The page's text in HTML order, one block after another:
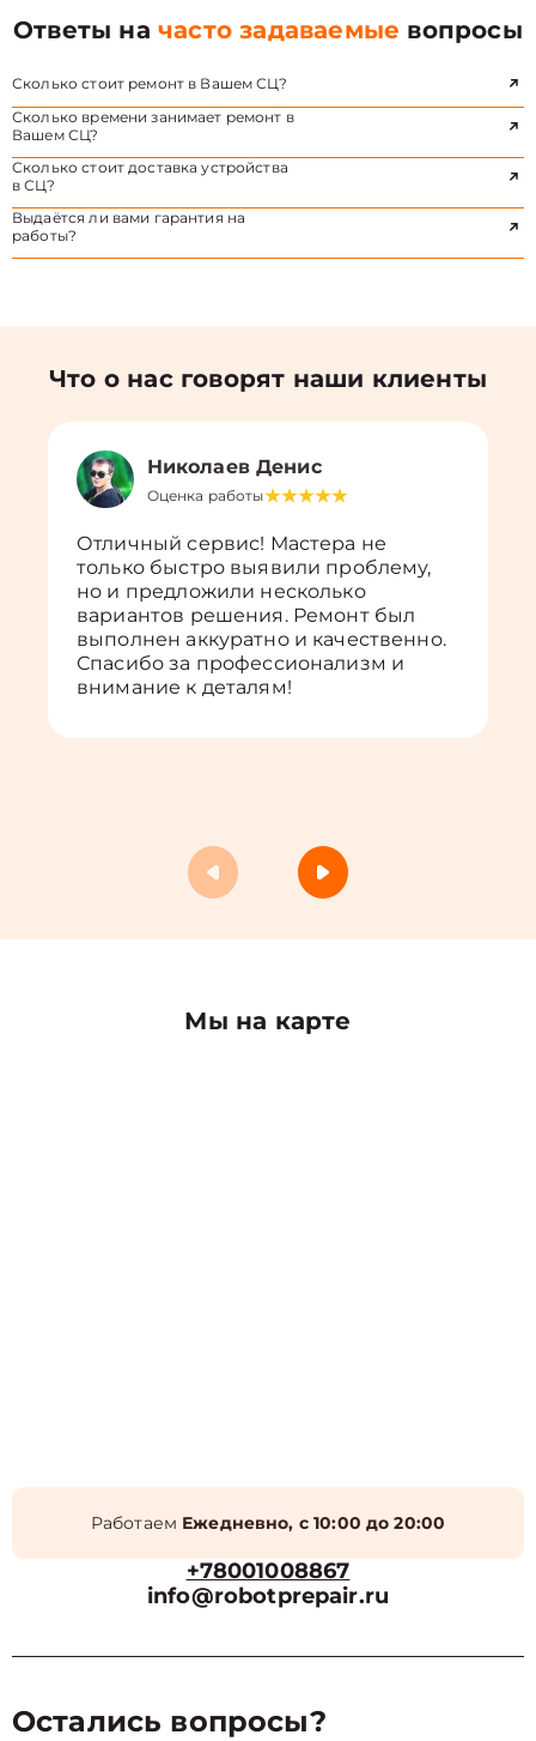
Ответы начасто задаваемые вопросы
Сколько стоит ремонт в Вашем СЦ?
Сколько времени занимает ремонт в
Вашем СЦ?
Сколько стоит доставка устройства
в СЦ?
Выдаётся ли вами гарантия на
работы?
Что о нас говорят наши клиенты
Николаев Денис
Оценка работы
Отличный сервис! Мастера не
только быстро выявили проблему,
но и предложили несколько
вариантов решения. Ремонт был
выполнен аккуратно и качественно.
Спасибо за профессионализм и
внимание к деталям!
Мы на карте
Работаем Ежедневно, с 10:00 до 20:00
+78001008867
info@robotprepair.ru
Остались вопросы?